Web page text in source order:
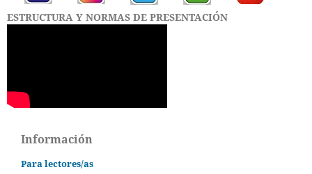
ESTRUCTURA Y NORMAS DE PRESENTACIÓN
Información
Para lectores/as